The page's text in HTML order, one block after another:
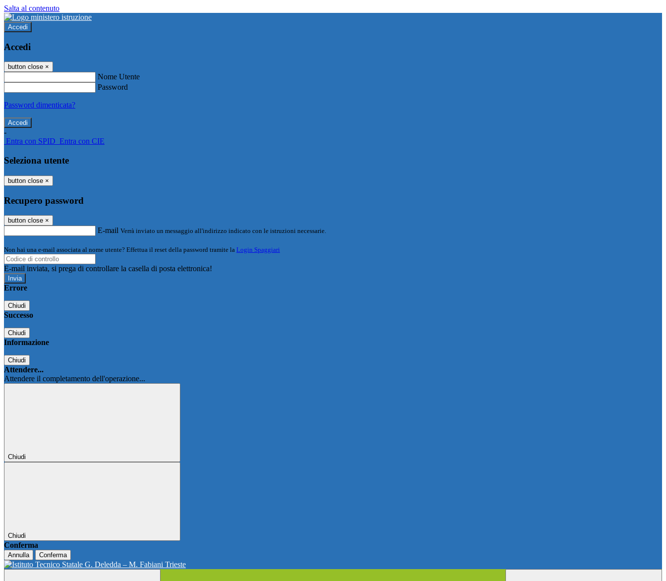
Salta al contenuto
Accedi
Accedi
button close ×
Nome Utente
Password
Password dimenticata?
-
Entra con SPID Entra con CIE
Seleziona utente
button close ×
Recupero password
button close ×
E-mail Verrà inviato un messaggio all'indirizzo indicato con le istruzioni necessarie.
Non hai una e-mail associata al nome utente? Effettua il reset della password tramite la Login Spaggiari
E-mail inviata, si prega di controllare la casella di posta elettronica!
Errore
Chiudi
Successo
Chiudi
Informazione
Chiudi
Attendere...
Attendere il completamento dell'operazione...
Chiudi
Chiudi
Conferma
Annulla Conferma